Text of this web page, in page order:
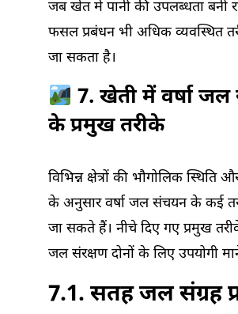
जब खेत में पानी की उपलब्धता बनी
फसल प्रबंधन भी अधिक व्यवस्थित
जा सकता है।
7. खेती में वर्षा
के प्रमुख तरीके
विभिन्न क्षेत्रों की भौगोलिक
के अनुसार वर्षा जल संचयन के कई
जा सकते हैं। नीचे दिए गए प्रमुख
जल संरक्षण दोनों के लिए उपयोगी
7.1. सतह जल संग्रह